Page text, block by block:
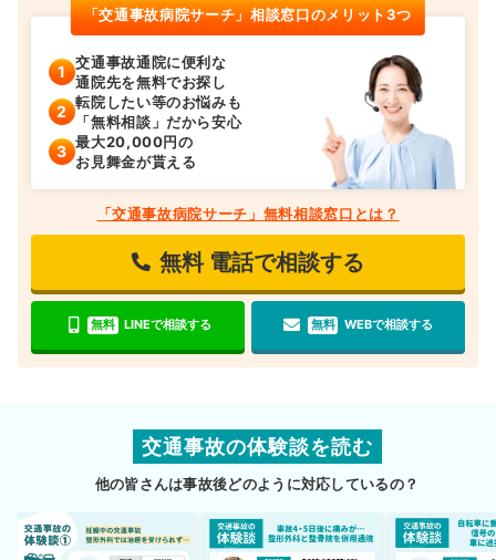
「交通事故病院サーチ」相談窓口のメリット3つ
交通事故通院に便利な
通院先を無料でお探し
転院したい等のお悩みも
「無料相談」だから安心
最大20,000円の
お見舞金が貰える
「交通事故病院サーチ」無料相談窓口とは？
無料 電話で相談する
無料 LINEで相談する 無料 WEBで相談する
交通事故の体験談を読む
他の皆さんは事故後どのように対応しているの？